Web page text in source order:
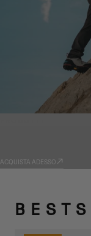
ACQUISTA ADESSO